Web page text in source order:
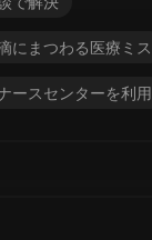
にまつわる医療ミス
ースセンターを利用